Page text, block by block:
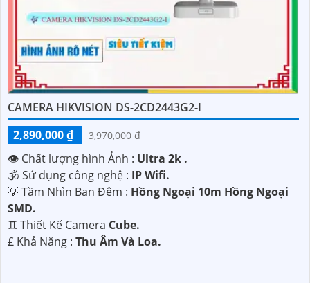
CAMERA HIKVISION DS-2CD2443G2-I
2,890,000 ₫
3,970,000 ₫
👁 Chất lượng hình Ảnh : Ultra 2k .
🕉️ Sử dụng công nghệ : IP Wifi.
💡 Tầm Nhìn Ban Đêm : Hồng Ngoại 10m Hồng Ngoại
SMD.
♊ Thiết Kế Camera Cube.
️₤ Khả Năng : Thu Âm Và Loa.